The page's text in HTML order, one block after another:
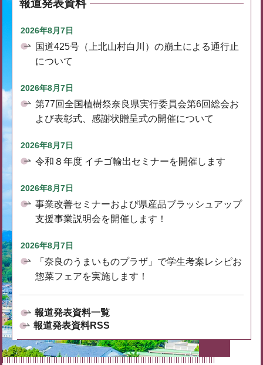
報道発表資料
2026年8月7日
国道425号（上北山村白川）の崩土による通行止
について
2026年8月7日
第77回全国植樹祭奈良県実行委員会第6回総会お
よび表彰式、感謝状贈呈式の開催について
2026年8月7日
令和８年度 イチゴ輸出セミナーを開催します
2026年8月7日
事業改善セミナーおよび県産品ブラッシュアップ
支援事業説明会を開催します！
2026年8月7日
「奈良のうまいものプラザ」で学生考案レシピお
惣菜フェアを実施します！
報道発表資料一覧
報道発表資料RSS